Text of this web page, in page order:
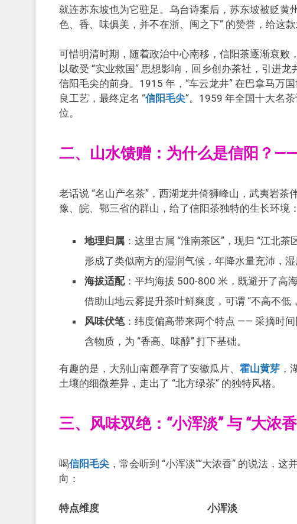
就连苏东坡也为它驻足。乌台诗案后，苏东坡被贬黄
色、香、味俱美，并不在浙、闽之下” 的赞誉，给这款
可惜明清时期，随着政治中心南移，信阳茶逐渐衰败
以敬受 “实业救国” 思想影响，回乡创办茶社，引进
信阳毛尖的前身。1915 年，“车云龙井” 在巴拿马万
良工艺，最终定名 “信阳毛尖”。1959 年全国十大名
位。
二、山水馈赠：为什么是信阳？
老话说 “名山产名茶”，西湖龙井倚狮峰山，武夷岩茶
豫、皖、鄂三省的群山，给了信阳茶独特的生长环境：
地理归属：这里古属 “淮南茶区”，现归 “江北
形成了类似南方的湿润气候，年降水量充沛，湿
海拔适配：平均海拔 500-800 米，既避开了高
借助山地云雾提升茶叶鲜爽度，可谓 “不高不低
风味伏笔：纬度偏高带来两个特点 —— 采摘时
含物质，为 “香高、味醇” 打下基础。
有趣的是，大别山南麓孕育了安徽瓜片、 霍山黄芽，
土壤的细微差异，走出了 “北方绿茶” 的独特风格。
三、风味双绝：“小浑淡” 与 “大浓
喝信阳毛尖，常会听到 “小浑淡”“大浓香” 的说法，这
向：
特点维度 小浑淡